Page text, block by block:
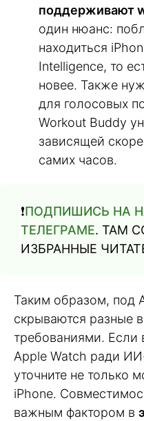
поддерживают
один нюанс:
находиться
Intelligence, то
новее. Также
для голосовых
Workout Buddy
зависящей
самих часов.
❗️ПОДПИШИСЬ НА
ТЕЛЕГРАМЕ. ТАМ
ИЗБРАННЫЕ
Таким образом, под
скрываются разные
требованиями. Если
Apple Watch ради
уточните не только
iPhone.
важным фактором в